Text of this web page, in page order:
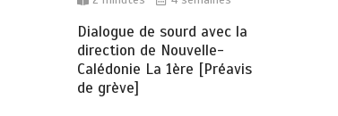
Dialogue de sourd avec la
direction de Nouvelle-
Calédonie La 1ère [Préavis
de grève]